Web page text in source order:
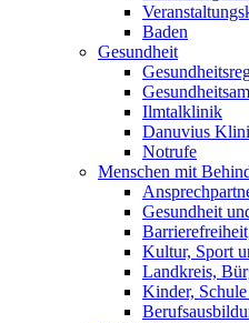
Baden
Gesundheit
Ilmtalklinik
Danuvius
Notrufe
Menschen mit
Gesundheit
Kultur, Sport
Landkreis,
Kinder,